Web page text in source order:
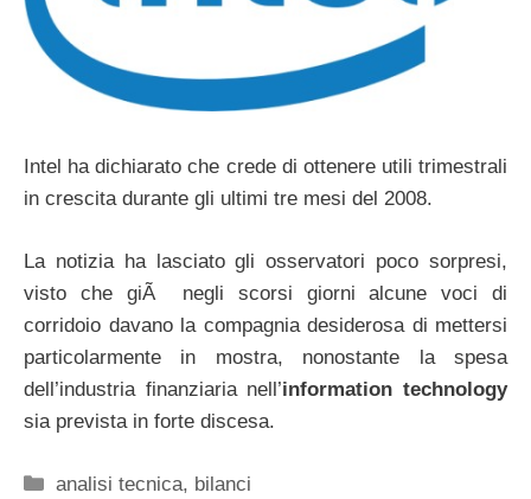
Intel ha dichiarato che crede di ottenere utili trimestrali
in crescita durante gli ultimi tre mesi del 2008.
La notizia ha lasciato gli osservatori poco sorpresi,
visto che giÃ negli scorsi giorni alcune voci di
corridoio davano la compagnia desiderosa di mettersi
particolarmente in mostra, nonostante la spesa
dell’industria finanziaria nell’information technology
sia prevista in forte discesa.
Categorie
analisi tecnica, bilanci